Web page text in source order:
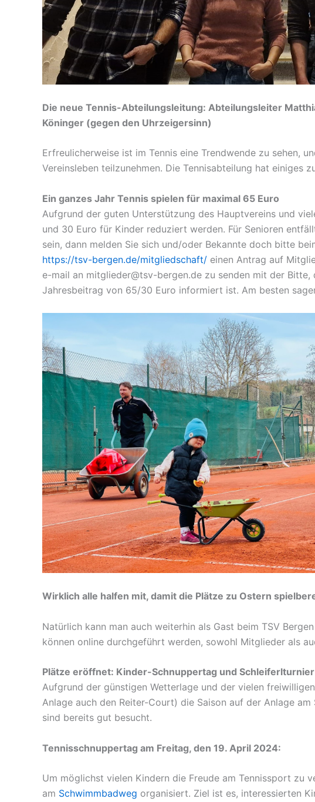
Die neue Tennis-Abteilungsleitung: Abteilungsleiter
Köninger (gegen den Uhrzeigersinn)
Erfreulicherweise ist im Tennis eine Trendwende zu sehen,
Vereinsleben teilzunehmen. Die Tennisabteilung hat einiges
Ein ganzes Jahr Tennis spielen für maximal 65 Euro
Aufgrund der guten Unterstützung des Hauptvereins und
und 30 Euro für Kinder reduziert werden. Für Senioren
sein, dann melden Sie sich und/oder Bekannte doch bitte
https://tsv-bergen.de/mitgliedschaft/ einen Antrag auf
e-mail an mitglieder@tsv-bergen.de zu senden mit der
Jahresbeitrag von 65/30 Euro informiert ist. Am besten
Wirklich alle halfen mit, damit die Plätze zu Ostern
Natürlich kann man auch weiterhin als Gast beim TSV
können online durchgeführt werden, sowohl Mitglieder als
Plätze eröffnet: Kinder-Schnuppertag und
Aufgrund der günstigen Wetterlage und der vielen
Anlage auch den Reiter-Court) die Saison auf der Anlage
sind bereits gut besucht.
Tennisschnuppertag am Freitag, den 19. April 2024:
Um möglichst vielen Kindern die Freude am Tennissport zu
am Schwimmbadweg organisiert. Ziel ist es, interessierten